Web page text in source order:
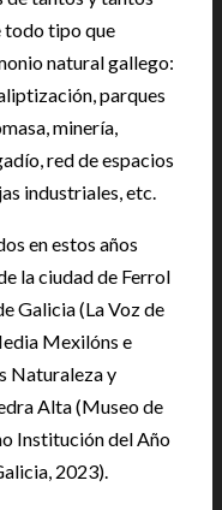
todo tipo que
natural gallego:
parques
minería,
red de espacios
industriales, etc.
en estos años
la ciudad de Ferrol
Galicia (La Voz de
Mexilóns e
Naturaleza y
Alta (Museo de
Institución del Año
2023).